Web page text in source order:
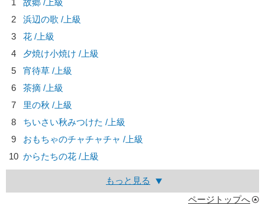
1
故郷 /上級
2
浜辺の歌 /上級
3
花 /上級
4
夕焼け小焼け /上級
5
宵待草 /上級
6
茶摘 /上級
7
里の秋 /上級
8
ちいさい秋みつけた /上級
9
おもちゃのチャチャチャ /上級
10 からたちの花 /上級
もっと見る
ページトップへ